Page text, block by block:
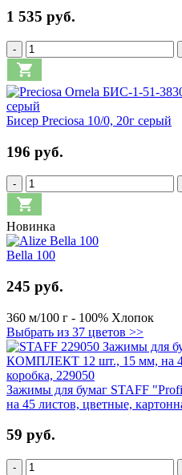
1 535 руб.
-
Бисер Preciosa 10/0, 20г серый
196 руб.
-
Новинка
Bella 100
245 руб.
360 м/100 г - 100% Xлопок
Выбрать из 37 цветов >>
Зажимы для бумаг STAFF
на 45 листов, цветные,
59 руб.
-